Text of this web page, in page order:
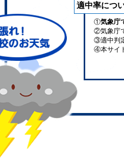
適中率につ
①気象庁
②気象庁
③適中判
④本サイ